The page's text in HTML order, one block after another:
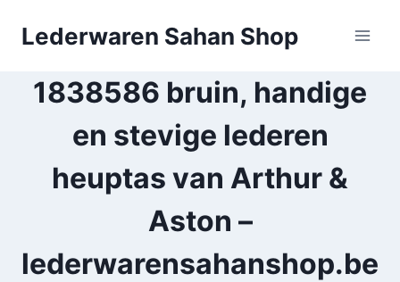
Lederwaren Sahan Shop
1838586 bruin, handige
en stevige lederen
heuptas van Arthur &
Aston –
lederwarensahanshop.be